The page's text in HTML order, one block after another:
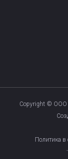
Copyright ©
Политика в